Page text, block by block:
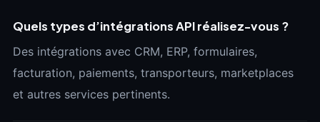
Quels types d’intégrations API réalisez-vous ?
Des intégrations avec CRM, ERP, formulaires,
facturation, paiements, transporteurs, marketplaces
et autres services pertinents.